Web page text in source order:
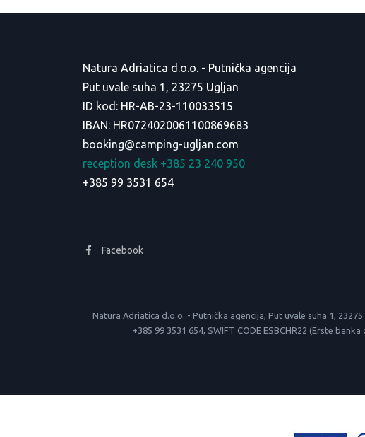
Natura Adriatica d.o.o. - Putnička agencija
Put uvale suha 1, 23275 Ugljan
ID kod: HR-AB-23-110033515
IBAN: HR0724020061100869683
booking@camping-ugljan.com
reception desk +385 23 240 950
+385 99 3531 654
Facebook
Natura Adriatica d.o.o. - Putnička agencija, Put uvale suha 1,
+385 99 3531 654, SWIFT CODE ESBCHR22 (Erste